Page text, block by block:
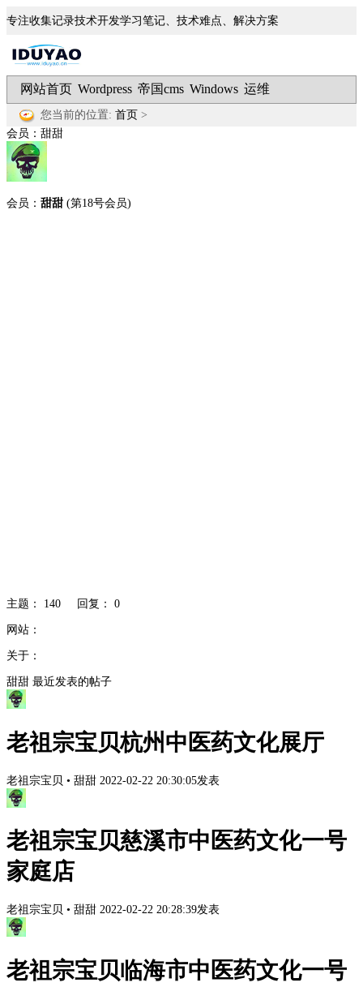
专注收集记录技术开发学习笔记、技术难点、解决方案
网站首页 Wordpress 帝国cms Windows 运维
您当前的位置: 首页 >
会员：甜甜
会员： 甜甜 (第18号会员)
主题： 140 回复： 0
网站：
关于：
甜甜 最近发表的帖子
老祖宗宝贝杭州中医药文化展厅
老祖宗宝贝 • 甜甜 2022-02-22 20:30:05发表
老祖宗宝贝慈溪市中医药文化一号
家庭店
老祖宗宝贝 • 甜甜 2022-02-22 20:28:39发表
老祖宗宝贝临海市中医药文化一号